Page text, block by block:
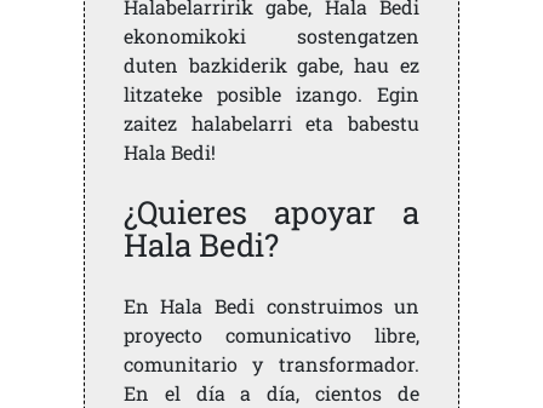
Halabelarririk gabe, Hala Bedi
ekonomikoki sostengatzen
duten bazkiderik gabe, hau ez
litzateke posible izango. Egin
zaitez halabelarri eta babestu
Hala Bedi!
¿Quieres apoyar a
Hala Bedi?
En Hala Bedi construimos un
proyecto comunicativo libre,
comunitario y transformador.
En el día a día, cientos de